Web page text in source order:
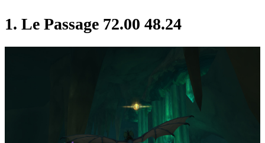
1. Le Passage 72.00 48.24